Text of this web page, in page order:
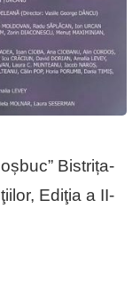
Bistrița-
Ediţia a II-